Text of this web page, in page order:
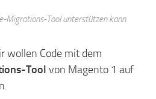
Migrations-Tool unterstützen kann
wollen Code mit dem
Tool von Magento 1 auf